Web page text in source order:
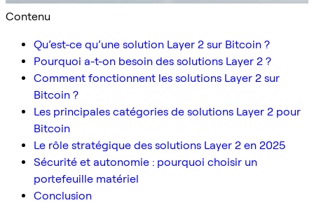
Contenu
Qu’est-ce qu’une solution Layer 2 sur Bitcoin ?
Pourquoi a-t-on besoin des solutions Layer 2 ?
Comment fonctionnent les solutions Layer 2 sur
Bitcoin ?
Les principales catégories de solutions Layer 2 pour
Bitcoin
Le rôle stratégique des solutions Layer 2 en 2025
Sécurité et autonomie : pourquoi choisir un
portefeuille matériel
Conclusion